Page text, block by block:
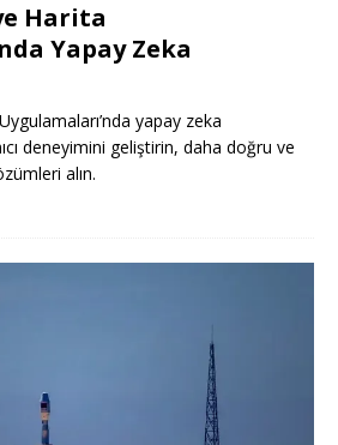
Harita
Yapay Zeka
yapay zeka
deneyimini geliştirin, daha doğru ve
alın.